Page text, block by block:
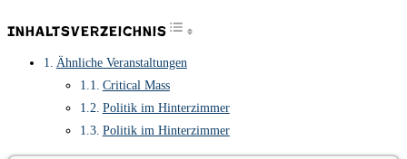
Inhaltsverzeichnis Toggle Table of Content
Ähnliche Veranstaltungen
Critical Mass
Politik im Hinterzimmer
Politik im Hinterzimmer